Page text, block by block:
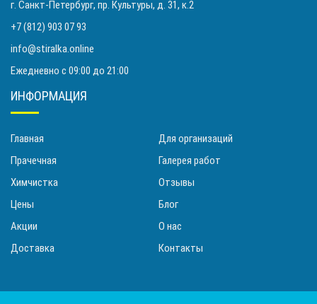
г. Санкт-Петербург, пр. Культуры, д. 31, к.2
+7 (812) 903 07 93
info@stiralka.online
Ежедневно с 09:00 до 21:00
ИНФОРМАЦИЯ
Главная
Прачечная
Химчистка
Цены
Акции
Доставка
Для организаций
Галерея работ
Отзывы
Блог
О нас
Контакты